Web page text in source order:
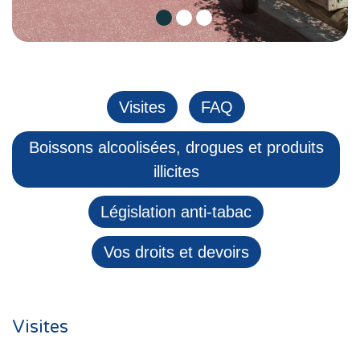
Visites FAQ
Boissons alcoolisées, drogues et produits
illicites
Législation anti-tabac
Vos droits et devoirs
Visites